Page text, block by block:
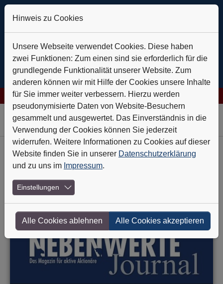
Verlässlich auf Kurs+++Daldrup & Söhne: Geothermie ist
Skip to main navigation
Skip to main content
Skip to page footer
Heft-Archiv
Jahresschau 2010/11
Restart Economy
Hinweis zu Cookies
Unsere Webseite verwendet Cookies. Diese haben
zwei Funktionen: Zum einen sind sie erforderlich für die
grundlegende Funktionalität unserer Website. Zum
anderen können wir mit Hilfe der Cookies unsere Inhalte
für Sie immer weiter verbessern. Hierzu werden
pseudonymisierte Daten von Website-Besuchern
gesammelt und ausgewertet. Das Einverständnis in die
Verwendung der Cookies können Sie jederzeit
widerrufen. Weitere Informationen zu Cookies auf dieser
Website finden Sie in unserer Datenschutzerklärung
und zu uns im Impressum.
Einstellungen
Alle Cookies ablehnen Alle Cookies akzeptieren